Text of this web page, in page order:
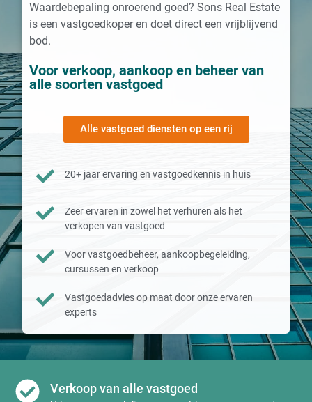
Waardebepaling onroerend goed? Sons Real Estate
is een vastgoedkoper en doet direct een vrijblijvend
bod.
Voor verkoop, aankoop en beheer van
alle soorten vastgoed
Alle vastgoed diensten op een rij
20+ jaar ervaring en vastgoedkennis in huis
Zeer ervaren in zowel het verhuren als het
verkopen van vastgoed
Voor vastgoedbeheer, aankoopbegeleiding,
cursussen en verkoop
Vastgoedadvies op maat door onze ervaren
experts
Verkoop van alle vastgoed